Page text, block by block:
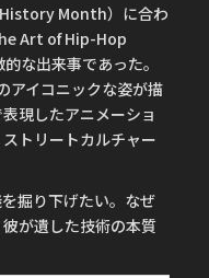
Month）に合わ
Art of Hip-Hop
な出来事であった。
アイコニックな姿が描
現したアニメーショ
トリートカルチャー
掘り下げたい。なぜ
が遺した技術の本質